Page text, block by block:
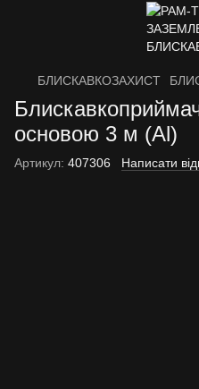
БЛИСКАВКОЗАХИСТ
основою 3 м (Al)
Артикул: 407306 Написати